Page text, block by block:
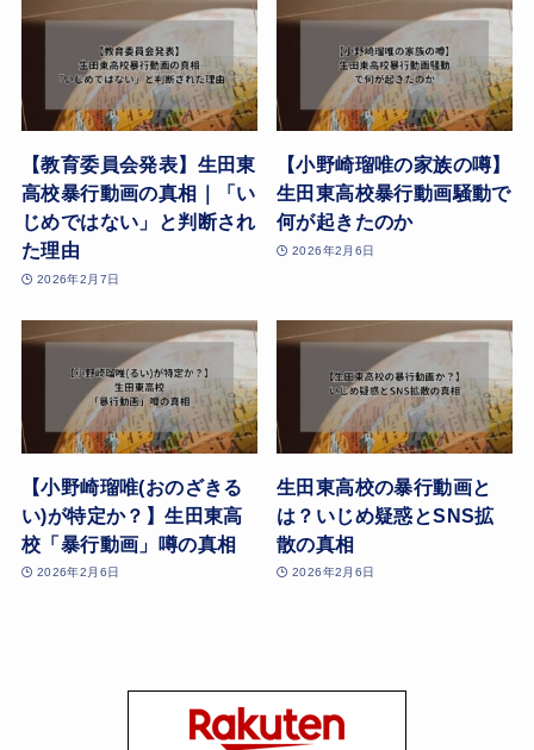
【教育委員会発表】生田東
高校暴行動画の真相｜「い
じめではない」と判断され
た理由
2026年2月7日
【小野崎瑠唯の家族の噂】
生田東高校暴行動画騒動で
何が起きたのか
2026年2月6日
【小野崎瑠唯(おのざきる
い)が特定か？】生田東高
校「暴行動画」噂の真相
2026年2月6日
生田東高校の暴行動画と
は？いじめ疑惑とSNS拡
散の真相
2026年2月6日